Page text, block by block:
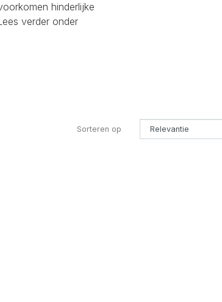
hinderlijke
verder onder
Sorteren op